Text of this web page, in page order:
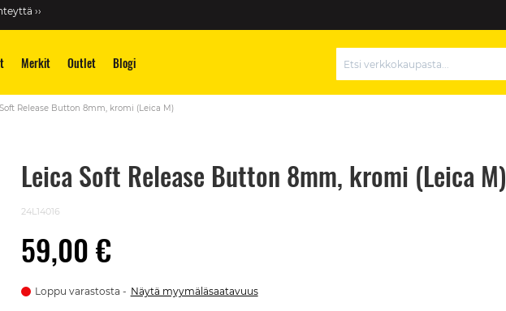
››
Merkit Outlet Blogi
Release Button 8mm, kromi (Leica M)
Leica Soft Release Button 8mm, kromi (Leica M)
24L14016
59,00 €
Loppu varastosta Näytä myymäläsaatavuus